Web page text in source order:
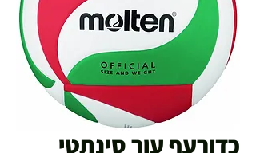
כדורעף עור סינתטי